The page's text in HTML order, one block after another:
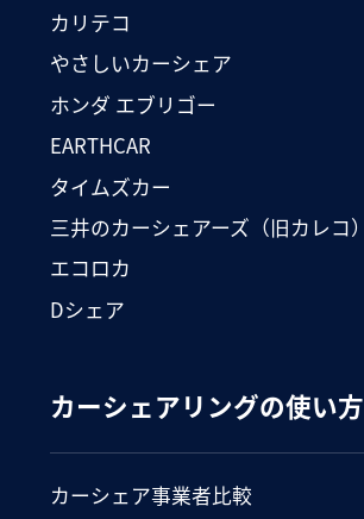
カリテコ
やさしいカーシェア
ホンダ エブリゴー
EARTHCAR
タイムズカー
三井のカーシェアーズ（旧カレコ）
エコロカ
Dシェア
カーシェアリングの使い方
カーシェア事業者比較